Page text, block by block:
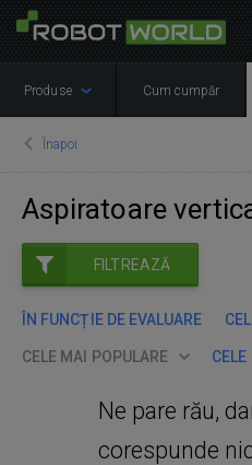
Produse Cum cumpăr
Înapoi
Aspiratoare
FILTREAZĂ
ÎN FUNCȚIE DE EVALUARE
CELE MAI POPULARE
Ne pare rău,
corespunde